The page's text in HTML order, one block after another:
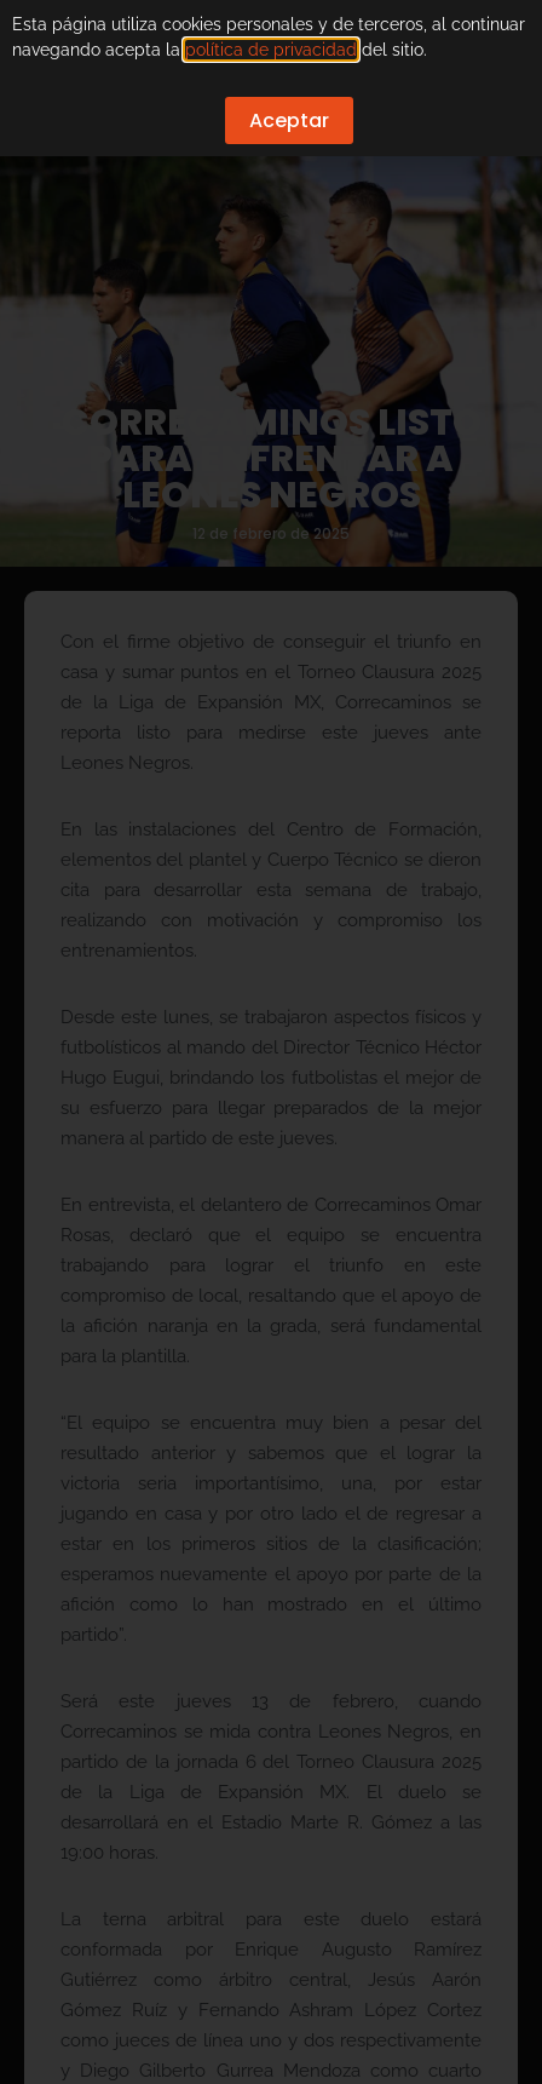
CORRECAMINOS LISTO
PARA ENFRENTAR A
LEONES NEGROS
12 de febrero de 2025
Con el firme objetivo de conseguir el triunfo en
casa y sumar puntos en el Torneo Clausura 2025
de la Liga de Expansión MX, Correcaminos se
reporta listo para medirse este jueves ante
Leones Negros.
En las instalaciones del Centro de Formación,
elementos del plantel y Cuerpo Técnico se dieron
cita para desarrollar esta semana de trabajo,
realizando con motivación y compromiso los
entrenamientos.
Desde este lunes, se trabajaron aspectos físicos y
futbolísticos al mando del Director Técnico Héctor
Hugo Eugui, brindando los futbolistas el mejor de
su esfuerzo para llegar preparados de la mejor
manera al partido de este jueves.
En entrevista, el delantero de Correcaminos Omar
Rosas, declaró que el equipo se encuentra
trabajando para lograr el triunfo en este
compromiso de local, resaltando que el apoyo de
la afición naranja en la grada, será fundamental
para la plantilla.
“El equipo se encuentra muy bien a pesar del
resultado anterior y sabemos que el lograr la
victoria seria importantísimo, una, por estar
jugando en casa y por otro lado el de regresar a
estar en los primeros sitios de la clasificación;
esperamos nuevamente el apoyo por parte de la
afición como lo han mostrado en el último
partido”.
Será este jueves 13 de febrero, cuando
Correcaminos se mida contra Leones Negros, en
partido de la jornada 6 del Torneo Clausura 2025
de la Liga de Expansión MX. El duelo se
desarrollará en el Estadio Marte R. Gómez a las
19:00 horas.
La terna arbitral para este duelo estará
conformada por Enrique Augusto Ramírez
Gutiérrez como árbitro central, Jesús Aarón
Gómez Ruíz y Fernando Ashram López Cortez
como jueces de línea uno y dos respectivamente
y Diego Gilberto Gurrea Mendoza como cuarto
Esta página utiliza cookies personales y de terceros, al continuar
navegando acepta la política de privacidad del sitio.
Aceptar